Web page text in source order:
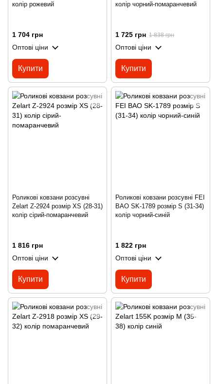
колір рожевий
1 704 грн
Оптові ціни
Купити
колір чорний-помаранчевий
1 725 грн 1 838 грн
Оптові ціни
Купити
Роликові ковзани розсувні
Zelart Z-2924 розмір XS (28-31)
колір сірий-помаранчевий
1 816 грн
Оптові ціни
Купити
Роликові ковзани розсувні FEI
BAO SK-1789 розмір S (31-34)
колір чорний-синій
1 822 грн
Оптові ціни
Купити